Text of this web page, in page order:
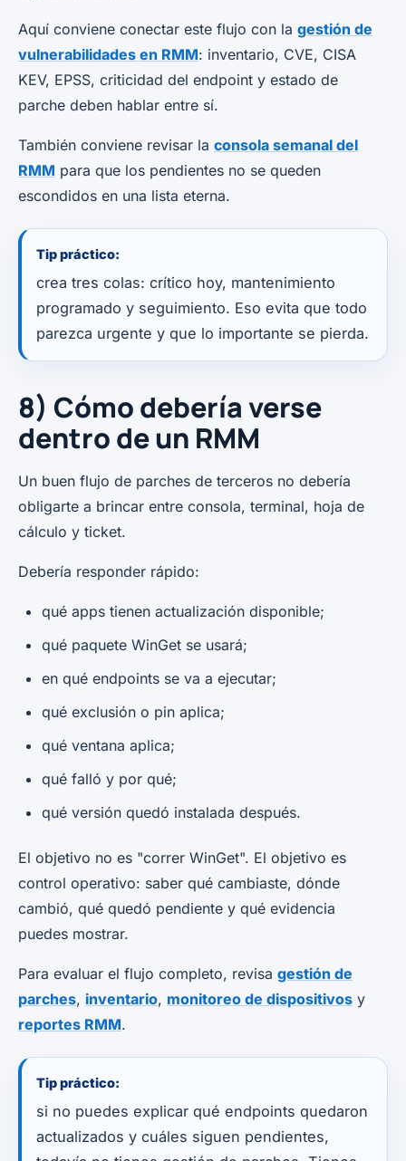
Aquí conviene conectar este flujo con la gestión de
vulnerabilidades en RMM: inventario, CVE, CISA
KEV, EPSS, criticidad del endpoint y estado de
parche deben hablar entre sí.
También conviene revisar la consola semanal del
RMM para que los pendientes no se queden
escondidos en una lista eterna.
Tip práctico:
crea tres colas: crítico hoy, mantenimiento
programado y seguimiento. Eso evita que todo
parezca urgente y que lo importante se pierda.
8) Cómo debería verse
dentro de un RMM
Un buen flujo de parches de terceros no debería
obligarte a brincar entre consola, terminal, hoja de
cálculo y ticket.
Debería responder rápido:
qué apps tienen actualización disponible;
qué paquete WinGet se usará;
en qué endpoints se va a ejecutar;
qué exclusión o pin aplica;
qué ventana aplica;
qué falló y por qué;
qué versión quedó instalada después.
El objetivo no es "correr WinGet". El objetivo es
control operativo: saber qué cambiaste, dónde
cambió, qué quedó pendiente y qué evidencia
puedes mostrar.
Para evaluar el flujo completo, revisa gestión de
parches, inventario, monitoreo de dispositivos y
reportes RMM.
Tip práctico:
si no puedes explicar qué endpoints quedaron
actualizados y cuáles siguen pendientes,